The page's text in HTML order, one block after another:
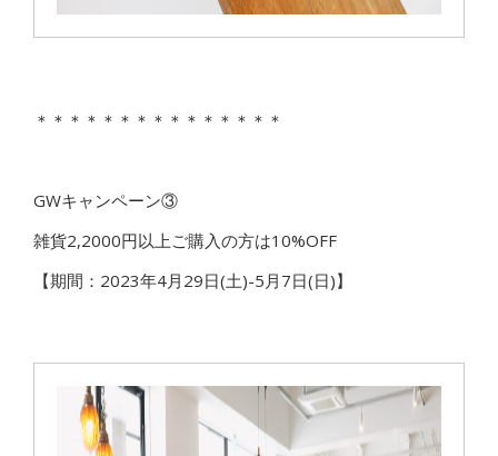
＊＊＊＊＊＊＊＊＊＊＊＊＊＊＊
GWキャンペーン③
雑貨2,2000円以上ご購入の方は10%OFF
【期間：2023年4月29日(土)-5月7日(日)】